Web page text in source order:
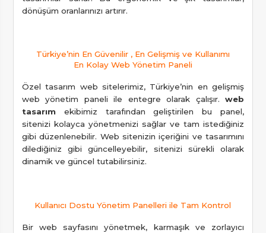
dönüşüm oranlarınızı artırır.
Türkiye’nin En Güvenilir , En Gelişmiş ve Kullanımı
En Kolay Web Yönetim Paneli
Özel tasarım web sitelerimiz, Türkiye’nin en gelişmiş
web yönetim paneli ile entegre olarak çalışır.web
tasarımekibimiz tarafından geliştirilen bu panel,
sitenizi kolayca yönetmenizi sağlar ve tam istediğiniz
gibi düzenlenebilir. Web sitenizin içeriğini ve tasarımını
dilediğiniz gibi güncelleyebilir, sitenizi sürekli olarak
dinamik ve güncel tutabilirsiniz.
Kullanıcı Dostu Yönetim Panelleri ile Tam Kontrol
Bir web sayfasını yönetmek, karmaşık ve zorlayıcı